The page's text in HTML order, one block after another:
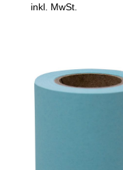
inkl. MwSt.